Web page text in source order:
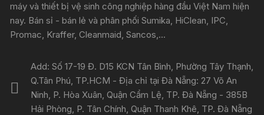
máy và thiết bị vệ sinh công nghiệp hàng đầu Việt Nam hiện
nay. Bán sỉ - bán lẻ và phân phối Sumika, HiClean, IPC,
Promac, Kraffer, Cleanmaid, Sancos,...
Add: Số 17-19 Đ. D15 KCN Tân Bình, Phường Tây Thạnh,
Q.Tân Phú, TP.HCM - Địa chỉ tại Đà Nẵng: 27 Võ An
Ninh, P. Hòa Xuân, Quận Cẩm Lệ, TP. Đà Nẵng - 385B
Hải Phòng, P. Tân Chính, Quận Thanh Khê, TP. Đà Nẵng